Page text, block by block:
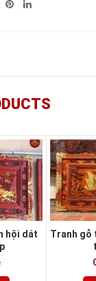
hội dát
Tranh gỗ